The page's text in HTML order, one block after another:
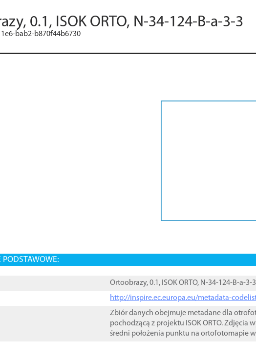
0.1, ISOK ORTO, N-34-124-B-a-3-3
bab2-b870f44b6730
PODSTAWOWE:
Ortoobrazy, 0.1, ISOK ORTO, N-34-124-B-a-3-3
http://inspire.ec.europa.eu/metadata-
Zbiór danych obejmuje metadane dla
pochodzącą z projektu ISOK ORTO. Zdjęcia
średni położenia punktu na ortofotomapie